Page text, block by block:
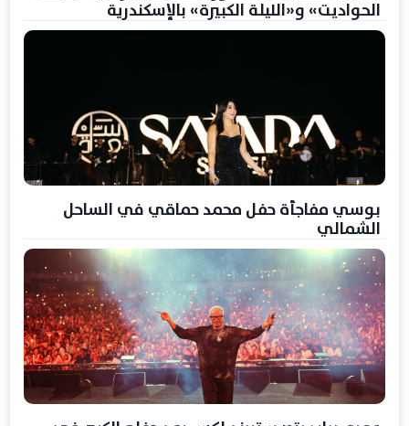
الحواديت» و«الليلة الكبيرة» بالإسكندرية
بوسي مفاجأة حفل محمد حماقي في الساحل
الشمالي